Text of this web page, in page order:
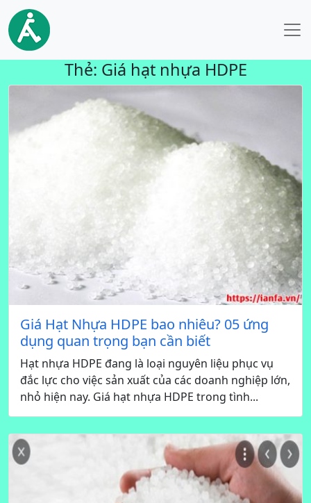
Thẻ: Giá hạt nhựa HDPE
Giá Hạt Nhựa HDPE bao nhiêu? 05 ứng
dụng quan trọng bạn cần biết
Hạt nhựa HDPE đang là loại nguyên liệu phục vụ
đắc lực cho việc sản xuất của các doanh nghiệp lớn,
nhỏ hiện nay. Giá hạt nhựa HDPE trong tình...